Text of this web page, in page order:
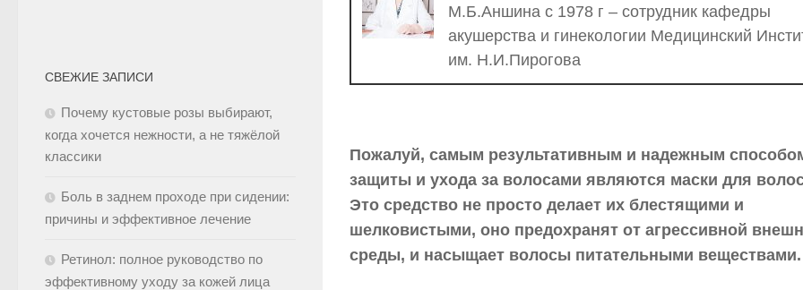
М.Б.Аншина с 1978 г – сотрудник кафедры
акушерства и гинекологии Медицинский
им. Н.И.Пирогова
Пожалуй, самым результативным и надежным
защиты и ухода за волосами являются маски для
Это средство не просто делает их блестящими и
шелковистыми, оно предохранят от агрессивной
среды, и насыщает волосы питательными веществами.
СВЕЖИЕ ЗАПИСИ
Почему кустовые розы выбирают,
когда хочется нежности, а не тяжёлой
классики
Боль в заднем проходе при сидении:
причины и эффективное лечение
Ретинол: полное руководство по
эффективному уходу за кожей лица